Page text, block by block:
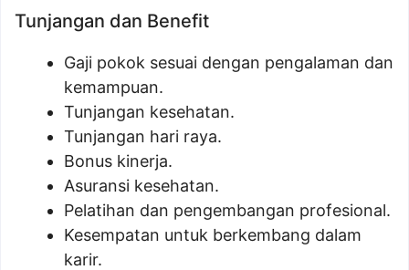
Tunjangan dan Benefit
Gaji pokok sesuai dengan pengalaman dan
kemampuan.
Tunjangan kesehatan.
Tunjangan hari raya.
Bonus kinerja.
Asuransi kesehatan.
Pelatihan dan pengembangan profesional.
Kesempatan untuk berkembang dalam
karir.